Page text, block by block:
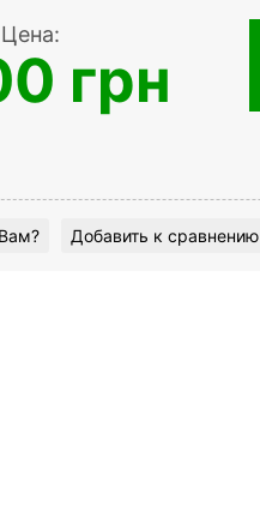
Цена:
грн
Добавить к сравнению